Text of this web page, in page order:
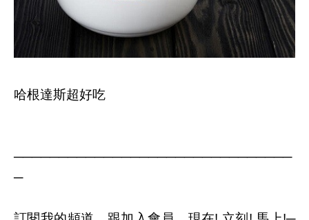
哈根達斯超好吃
───────────────────────────────
─